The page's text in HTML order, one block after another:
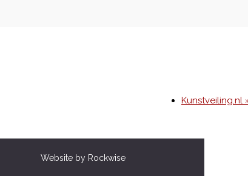
Kunstveiling.nl
Website by Rockwise